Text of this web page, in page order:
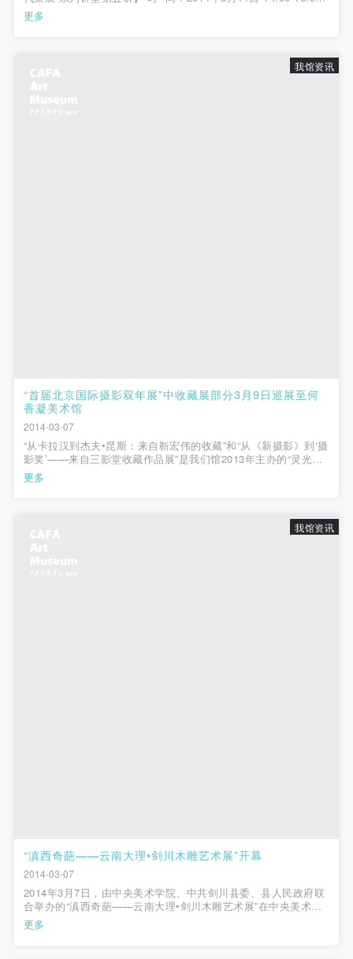
地 点：中央美术学院美术馆报告厅 主 题：今天为什么依然需要
策展人？ 演讲人：黄笃（...
更多
我馆资讯
“首届北京国际摄影双年展”中收藏展部分3月9日巡展至何
香凝美术馆
2014-03-07
“从卡拉汉到杰夫•昆斯：来自靳宏伟的收藏”和“从《新摄影》到‘摄
影奖’——来自三影堂收藏作品展”是我们馆2013年主办的“灵光与
后灵光——首届北京国际摄影双年展”之中“收藏展”的两个部分，
将通过巡展的方式于2014年3月9日在何香凝美术馆同时开幕。这
更多
我馆资讯
“滇西奇葩——云南大理•剑川木雕艺术展”开幕
2014-03-07
2014年3月7日，由中央美术学院、中共剑川县委、县人民政府联
合举办的“滇西奇葩——云南大理•剑川木雕艺术展”在中央美术学
院美术馆教学展厅开幕。开幕现场来了不少美院的师生。美术馆
副馆长唐斌博士主持了开幕式，他向大家介绍了远道而来的云南
更多